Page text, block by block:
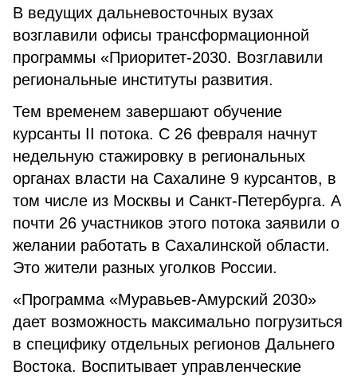
В ведущих дальневосточных вузах
возглавили офисы трансформационной
программы «Приоритет-2030. Возглавили
региональные институты развития.
Тем временем завершают обучение
курсанты II потока. С 26 февраля начнут
недельную стажировку в региональных
органах власти на Сахалине 9 курсантов, в
том числе из Москвы и Санкт-Петербурга. А
почти 26 участников этого потока заявили о
желании работать в Сахалинской области.
Это жители разных уголков России.
«Программа «Муравьев-Амурский 2030»
дает возможность максимально погрузиться
в специфику отдельных регионов Дальнего
Востока. Воспитывает управленческие